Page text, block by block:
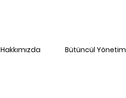
Hakkımızda Bütüncül Yönetim